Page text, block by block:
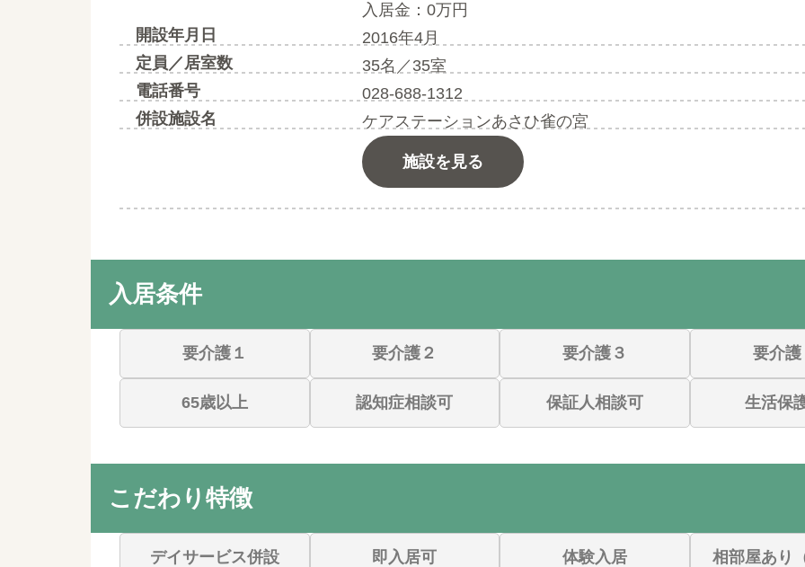
入居金：0万円
開設年月日
2016年4月
定員／居室数
35名／35室
電話番号
028-688-1312
併設施設名
ケアステーションあさひ雀の宮
施設を見る
入居条件
要介護１ 要介護２ 要介護３ 要介護
65歳以上 認知症相談可 保証人相談可 生活保
こだわり特徴
デイサービス併設 即入居可 体験入居 相部屋あり